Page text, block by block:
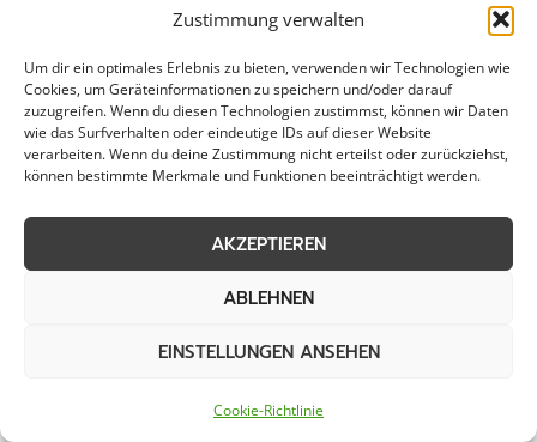
Zustimmung verwalten
Um dir ein optimales Erlebnis zu bieten, verwenden wir Technologien wie
Cookies, um Geräteinformationen zu speichern und/oder darauf
zuzugreifen. Wenn du diesen Technologien zustimmst, können wir Daten
wie das Surfverhalten oder eindeutige IDs auf dieser Website
verarbeiten. Wenn du deine Zustimmung nicht erteilst oder zurückziehst,
können bestimmte Merkmale und Funktionen beeinträchtigt werden.
AKZEPTIEREN
ABLEHNEN
EINSTELLUNGEN ANSEHEN
Cookie-Richtlinie
Kommunen zu gewährleisten. Dank eines
Neustadt/Süd selbst bei starkem Winterwetter
auf sichere Straßen zählen.
Die Bürger und Gewerbetreibenden in
Neustadt/Süd schätzen die zuverlässige Arbeit
des Streudienstes, der auch in der kommenden
Wintersaison 2025 für sichere Straßen sorgen
Weiterbildungen bleiben die Mitarbeiter stets
Streutechniken und umweltfreundlicher